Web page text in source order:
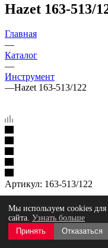
Hazet 163-513/
Главная
—
Каталог
—
Инструмент
—Hazet 163-513/122
Артикул: 163-513/122
Все товары этого бренда
107 900₽
Под заказ
Нашли дешевле?
Мы используем cookies для
сайта. Узнать больше
Принять
Отказаться